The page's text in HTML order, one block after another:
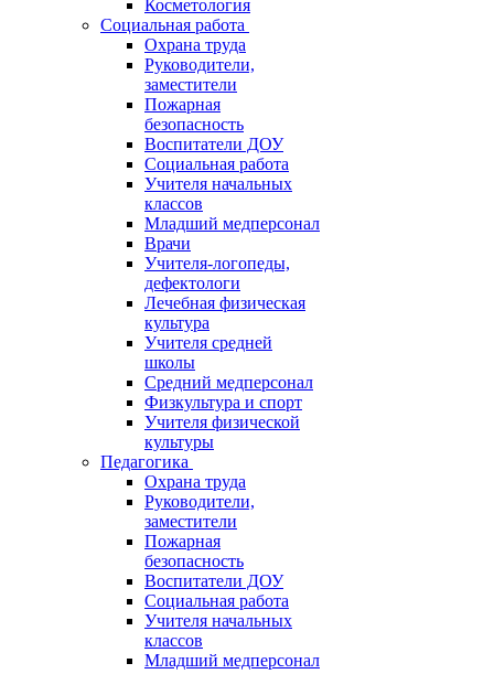
Косметология
Социальная работа
Охрана труда
Руководители,
заместители
Пожарная
безопасность
Воспитатели ДОУ
Социальная работа
Учителя начальных
классов
Младший медперсонал
Врачи
Учителя-логопеды,
дефектологи
Лечебная физическая
культура
Учителя средней
школы
Средний медперсонал
Физкультура и спорт
Учителя физической
культуры
Педагогика
Охрана труда
Руководители,
заместители
Пожарная
безопасность
Воспитатели ДОУ
Социальная работа
Учителя начальных
классов
Младший медперсонал